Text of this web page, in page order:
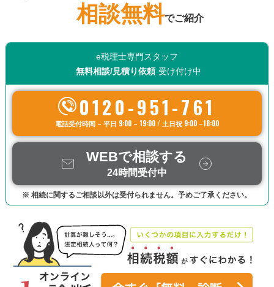
相談無料でご紹介
e税理士専門スタッフ
無料相談/見積り依頼 受け付け中
0120-951-761
電話受付時間 – 平日 9:00 – 19:00 / 土日祝 9:00 –18:00
WEBで相談する
24時間受付中
※ 相続に関するご相談以外は受付られません。予めご了承ください。